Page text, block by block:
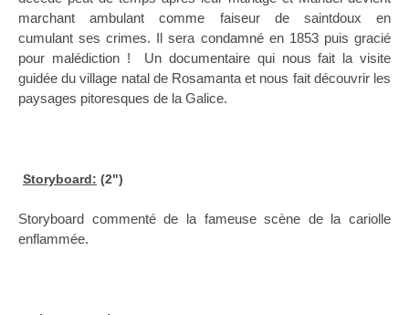
marchant ambulant comme faiseur de saintdoux en
cumulant ses crimes. Il sera condamné en 1853 puis gracié
pour malédiction ! Un documentaire qui nous fait la visite
guidée du village natal de Rosamanta et nous fait découvrir les
paysages pitoresques de la Galice.
Storyboard: (2")
Storyboard commenté de la fameuse scène de la cariolle
enflammée.